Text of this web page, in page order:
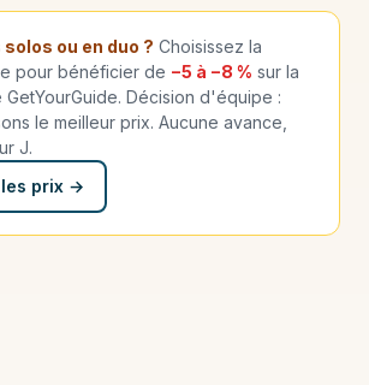
ou en duo ? Choisissez la
pour bénéficier de −5 à −8 % sur la
Décision d'équipe :
le meilleur prix. Aucune avance,
J.
prix →